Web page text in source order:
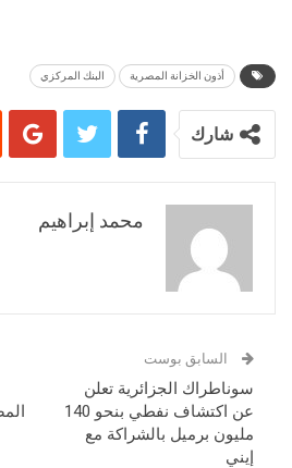
أذون الخزانة المصرية البنك المركزي
شارك
محمد إبراهيم
السابق بوست
سوناطراك الجزائرية تعلن
عن اكتشاف نفطي بنحو 140
مليون برميل بالشراكة مع
إيني